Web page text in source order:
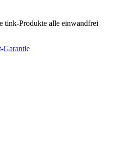
tink-Produkte alle einwandfrei
Garantie